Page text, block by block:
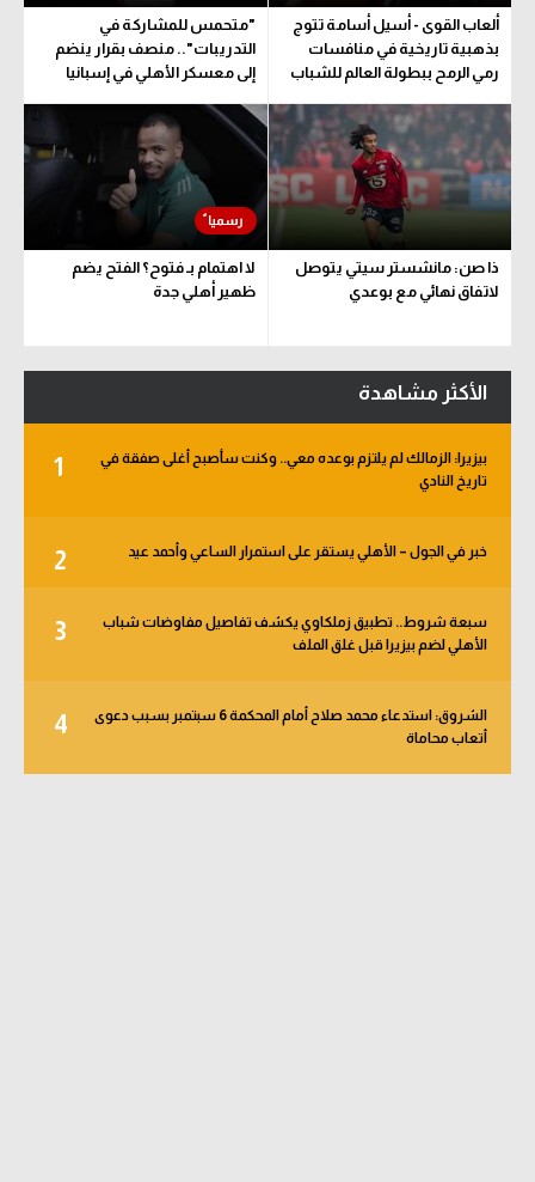
ألعاب القوى - أسيل أسامة تتوج
بذهبية تاريخية في منافسات
رمي الرمح ببطولة العالم للشباب
"متحمس للمشاركة في
التدريبات".. منصف بقرار ينضم
إلى معسكر الأهلي في إسبانيا
ذا صن: مانشستر سيتي يتوصل
لاتفاق نهائي مع بوعدي
لا اهتمام بـ فتوح؟ الفتح يضم
ظهير أهلي جدة
الأكثر مشاهدة
1
بيزيرا: الزمالك لم يلتزم بوعده معي.. وكنت سأصبح أغلى صفقة في
تاريخ النادي
2 خبر في الجول – الأهلي يستقر على استمرار الساعي وأحمد عيد
3
سبعة شروط.. تطبيق زملكاوي يكشف تفاصيل مفاوضات شباب
الأهلي لضم بيزيرا قبل غلق الملف
4
الشروق: استدعاء محمد صلاح أمام المحكمة 6 سبتمبر بسبب دعوى
أتعاب محاماة